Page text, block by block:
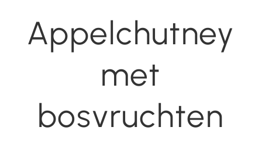
Appelchutney
met
bosvruchten